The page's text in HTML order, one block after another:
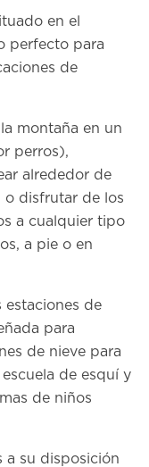
en el
perfecto para
de
montaña en un
perros),
alrededor de
o disfrutar de los
a cualquier tipo
a pie o en
estaciones de
para
de nieve para
de esquí y
de niños
a su disposición